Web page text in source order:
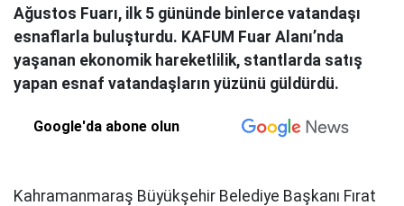
Ağustos Fuarı, ilk 5 gününde binlerce vatandaşı
esnaflarla buluşturdu. KAFUM Fuar Alanı’nda
yaşanan ekonomik hareketlilik, stantlarda satış
yapan esnaf vatandaşların yüzünü güldürdü.
Google'da abone olun
Kahramanmaraş Büyükşehir Belediye Başkanı Fırat